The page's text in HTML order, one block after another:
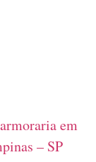
em
– SP